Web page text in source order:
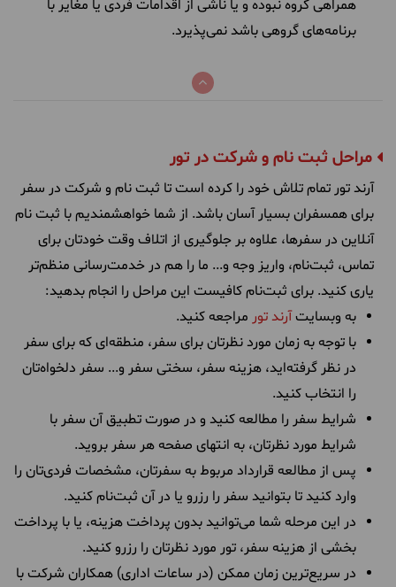
همراهی گروه نبوده و یا ناشی از اقدامات فردی یا مغایر با
برنامه‌های گروهی باشد‌ نمی‌پذیرد.
مراحل ثبت نام و شرکت در تور
آرند تور تمام تلاش خود را کرده است تا ثبت ‌نام و شرکت در سفر
برای همسفران بسیار آسان باشد. از شما خواهشمندیم با ثبت‌ نام
آنلاین در سفرها، علاوه بر جلوگیری از اتلاف وقت خودتان برای
تماس، ثبت‌نام، واریز وجه و... ما را هم در خدمت‌رسانی منظم‌تر
یاری کنید. برای ثبت‌نام کافیست این مراحل را انجام بدهید:
به وبسایتآرند تور مراجعه کنید.
با توجه به زمان مورد نظرتان برای سفر، منطقه‌ای که برای سفر
در نظر گرفته‌اید، هزینه سفر، سختی سفر و... سفر دلخواه‌تان
را انتخاب کنید.
شرایط سفر را مطالعه کنید و در صورت تطبیق آن سفر با
شرایط مورد نظرتان، به انتهای صفحه هر سفر بروید.
پس از مطالعه قرارداد مربوط به سفرتان، مشخصات فردی‌تان را
وارد کنید تا بتوانید سفر را رزرو یا در آن ثبت‌نام کنید.
در این مرحله شما می‌توانید بدون پرداخت هزینه، یا با پرداخت
بخشی از هزینه سفر، تور مورد نظرتان را رزرو کنید.
در سریع‌ترین زمان ممکن (در ساعات اداری) همکاران شرکت با